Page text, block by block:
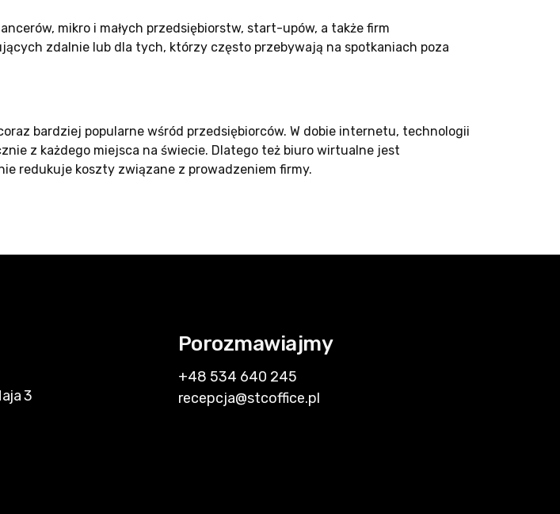
mikro i małych przedsiębiorstw, start-upów, a także firm
zdalnie lub dla tych, którzy często przebywają na spotkaniach poza
bardziej popularne wśród przedsiębiorców. W dobie internetu, technologii
z każdego miejsca na świecie. Dlatego też biuro wirtualne jest
redukuje koszty związane z prowadzeniem firmy.
3
Porozmawiajmy
+48 534 640 245
recepcja@stcoffice.pl